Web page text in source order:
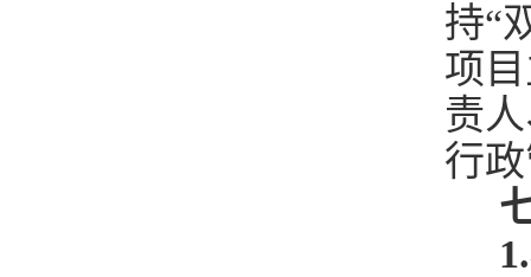
持“
项
责
行